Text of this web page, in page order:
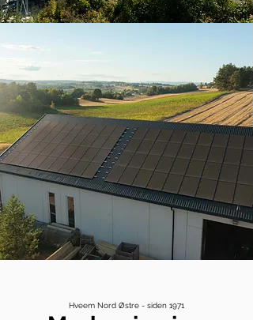
Hveem Nord Østre - siden 1971